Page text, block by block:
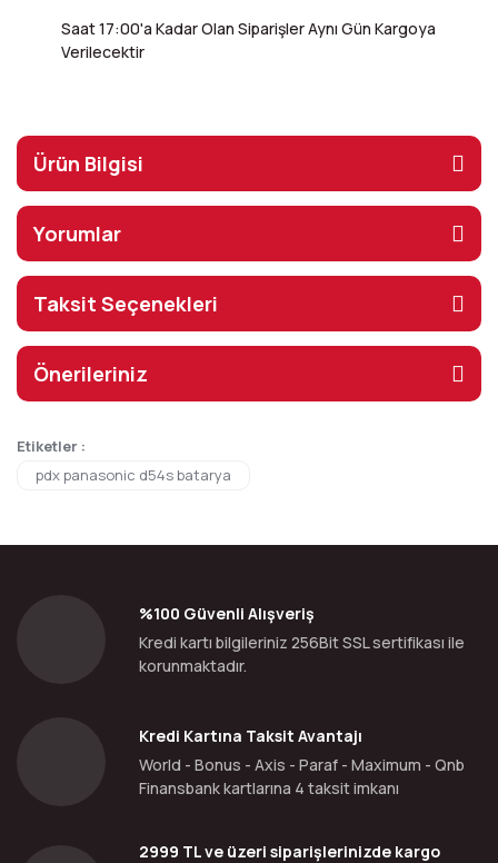
Saat 17:00'a Kadar Olan Siparişler Aynı Gün Kargoya
Verilecektir
Ürün Bilgisi
Yorumlar
Taksit Seçenekleri
Önerileriniz
Etiketler :
pdx panasonic d54s batarya
%100 Güvenli Alışveriş
Kredi kartı bilgileriniz 256Bit SSL sertifikası ile
korunmaktadır.
Kredi Kartına Taksit Avantajı
World - Bonus - Axis - Paraf - Maximum - Qnb
Finansbank kartlarına 4 taksit imkanı
2999 TL ve üzeri siparişlerinizde kargo